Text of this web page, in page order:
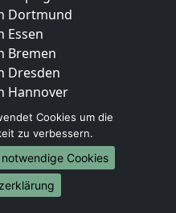
Dortmund
Essen
Bremen
Dresden
Hannover
Nürnberg
Duisburg
Bochum
Wuppertal
Bielefeld
Cookies um die
zu verbessern.
Cookies